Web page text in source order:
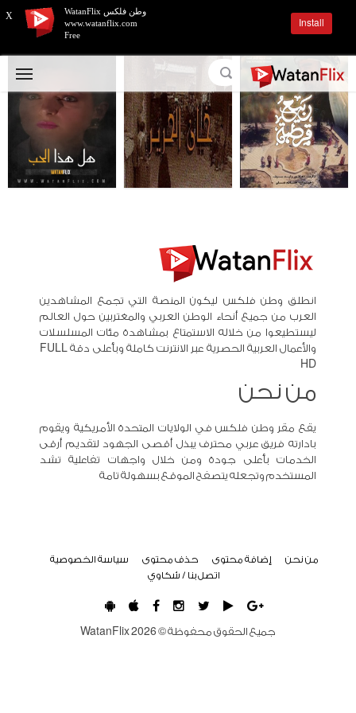
X
وطن فلكس WatanFlix
www.watanflix.com
Free
Install
انطلق وطن فلكس ليكون المنصة التي تجمع المشاهدين
العرب من جميع أنحاء الوطن العربي والمغتربين حول العالم
ليستطيعوا من خلاله الاستمتاع بمشاهدة مئات المسلسلات
والأعمال العربية الحصرية عبر الانترنت كاملة وبأعلى دقة FULL
HD
من نحن
يقع مقر وطن فلكس في الولايات المتحدة الأمريكية ويقوم
بادارته فريق عربي محترف يبذل أقصى الجهود لتقديم أرقى
الخدمات بأعلى جودة ومن خلال واجهات تفاعلية تشد
المستخدم وتجعله يتصفح الموقع بسهولة تامة
من نحن إضافة محتوى حذف محتوى
سياسة الخصوصية
اتصل بنا / شكاوي
جميع الحقوق محفوظة © WatanFlix2026